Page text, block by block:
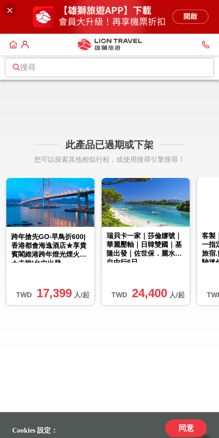
搜尋
此產品已過期或下架
您可以探索其他相似行程，或使用搜尋引擎搜尋！
TWD 17,399 人/起
跨年搶先GO‧早鳥折600|
香港都會海逸酒店★享貴
賓閣維港跨年燈光煙火秀
★未稅|台中出發
TWD 24,400 人/起
瑞貝卡一家｜莎倫娜號｜
華麗壓軸｜日韓雙國｜基
隆出發｜佐世保．麗水｜
自由行6日
客製
一指
旅宿.
驗迷
Cookies 設定： 同意